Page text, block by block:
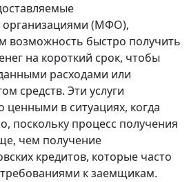
(МФО),
возможность быстро получить
на короткий срок, чтобы
расходами или
средств. Эти услуги
ценными в ситуациях, когда
поскольку процесс получения
чем получение
кредитов, которые часто
к заемщикам.